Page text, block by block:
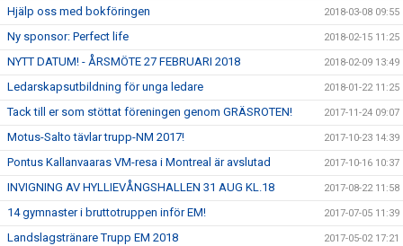
Hjälp oss med bokföringen 2018-03-08 09:55
Ny sponsor: Perfect life 2018-02-15 11:25
NYTT DATUM! - ÅRSMÖTE 27 FEBRUARI 2018 2018-02-09 13:49
Ledarskapsutbildning för unga ledare 2018-01-22 11:25
Tack till er som stöttat föreningen genom GRÄSROTEN! 2017-11-24 09:07
Motus-Salto tävlar trupp-NM 2017! 2017-10-23 14:39
Pontus Kallanvaaras VM-resa i Montreal är avslutad 2017-10-16 10:37
INVIGNING AV HYLLIEVÅNGSHALLEN 31 AUG KL.18 2017-08-22 11:58
14 gymnaster i bruttotruppen inför EM! 2017-07-05 11:39
Landslagstränare Trupp EM 2018 2017-05-02 17:21